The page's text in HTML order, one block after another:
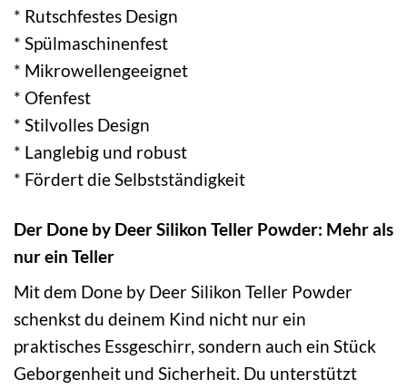
* Rutschfestes Design
* Spülmaschinenfest
* Mikrowellengeeignet
* Ofenfest
* Stilvolles Design
* Langlebig und robust
* Fördert die Selbstständigkeit
Der Done by Deer Silikon Teller Powder: Mehr als
nur ein Teller
Mit dem Done by Deer Silikon Teller Powder
schenkst du deinem Kind nicht nur ein
praktisches Essgeschirr, sondern auch ein Stück
Geborgenheit und Sicherheit. Du unterstützt